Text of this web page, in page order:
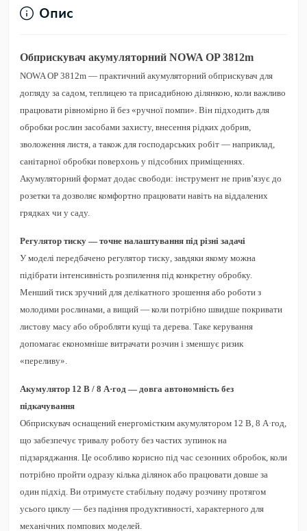
Опис
Обприскувач акумуляторний NOWA OP 3812m
NOWA OP 3812m — практичний акумуляторний обприскувач для
догляду за садом, теплицею та присадибною ділянкою, коли важливо
працювати рівномірно й без «ручної помпи». Він підходить для
обробки рослин засобами захисту, внесення рідких добрив,
зволоження листя, а також для господарських робіт — наприклад,
санітарної обробки поверхонь у підсобних приміщеннях.
Акумуляторний формат додає свободи: інструмент не прив’язує до
розетки та дозволяє комфортно працювати навіть на віддалених
грядках чи у саду.
Регулятор тиску — точне налаштування під різні задачі
У моделі передбачено регулятор тиску, завдяки якому можна
підібрати інтенсивність розпилення під конкретну обробку.
Менший тиск зручний для делікатного зрошення або роботи з
молодими рослинами, а вищий — коли потрібно швидше покривати
листову масу або обробляти кущі та дерева. Таке керування
допомагає економніше витрачати розчин і зменшує ризик
«переливу».
Акумулятор 12 В / 8 А·год — довга автономність без
підкачування
Обприскувач оснащений енергомістким акумулятором 12 В, 8 А·год,
що забезпечує тривалу роботу без частих зупинок на
підзаряджання. Це особливо корисно під час сезонних обробок, коли
потрібно пройти одразу кілька ділянок або працювати довше за
один підхід. Ви отримуєте стабільну подачу розчину протягом
усього циклу — без падіння продуктивності, характерного для
механічних помпових моделей.